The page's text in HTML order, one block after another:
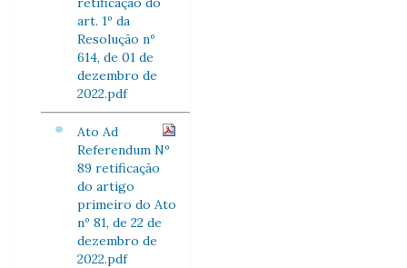
art. 1º da
Resolução nº
614, de 01 de
dezembro de
2022.pdf
Ato Ad
Referendum Nº
89 retificação
do artigo
primeiro do Ato
nº 81, de 22 de
dezembro de
2022.pdf